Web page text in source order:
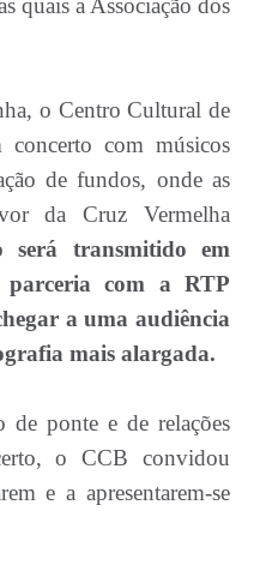
quais a Associação dos
o Centro Cultural de
com músicos
de fundos, onde as
da Cruz Vermelha
será transmitido em
com a RTP
a uma audiência
mais alargada.
de ponte e de relações
o CCB convidou
e a apresentarem-se